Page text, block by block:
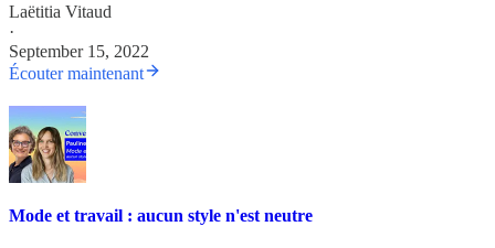
Laëtitia Vitaud
·
September 15, 2022
Écouter maintenant
Mode et travail : aucun style n'est neutre